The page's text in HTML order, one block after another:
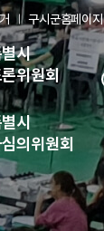
구시군홈페이지
시
위원회
시
의위원회